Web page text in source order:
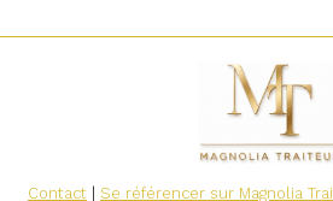
Contact Se référencer sur Magnolia